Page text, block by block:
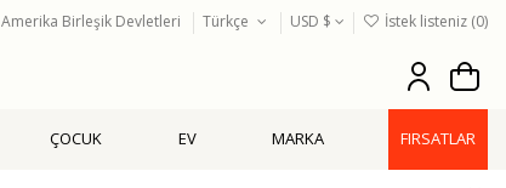
Amerika Birleşik Devletleri Türkçe USD $ İstek listeniz (0)
ÇOCUK EV MARKA FIRSATLAR